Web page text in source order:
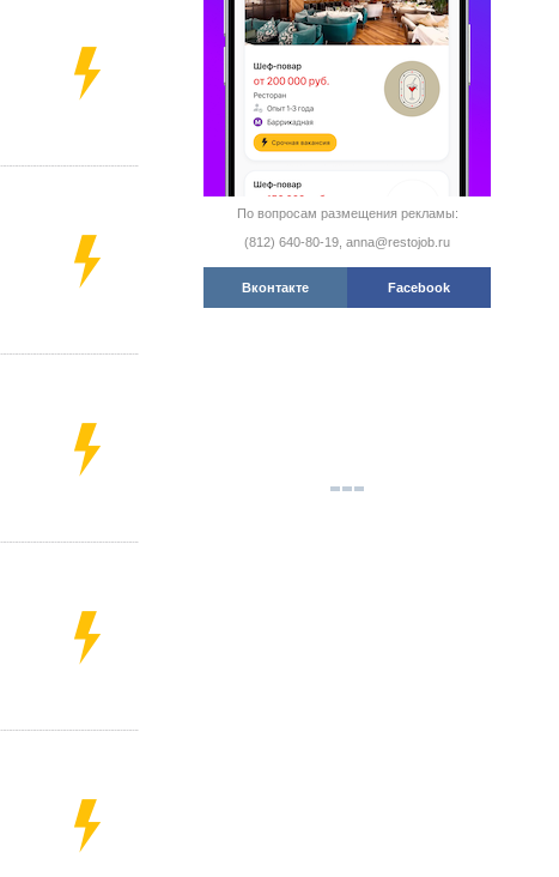
По вопросам размещения рекламы:
(812) 640-80-19, anna@restojob.ru
Вконтакте Facebook